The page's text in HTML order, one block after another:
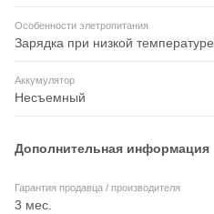
Особенности элетропитания
Зарядка при низкой температуре
Аккумулятор
Несъемный
Дополнительная информация
Гарантия продавца / производителя
3 мес.